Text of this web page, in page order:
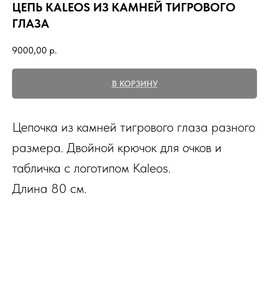
ЦЕПЬ KALEOS ИЗ КАМНЕЙ ТИГРОВОГО
ГЛАЗА
9000,00 р.
В КОРЗИНУ
Цепочка из камней тигрового глаза разного
размера. Двойной крючок для очков и
табличка с логотипом Kaleos.
Длина 80 см.